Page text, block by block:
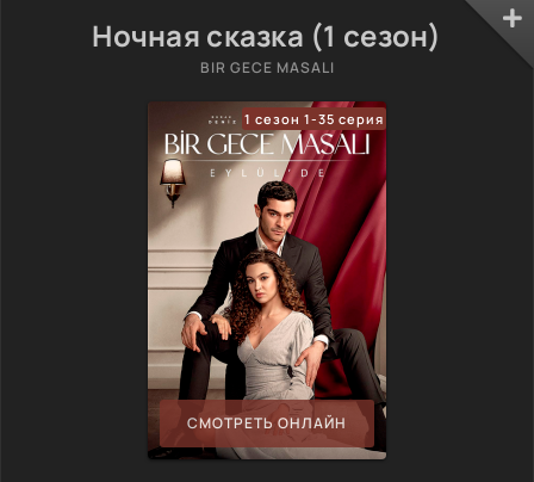
Ночная сказка (1 сезон)
BIR GECE MASALI
1 сезон 1-35 серия
СМОТРЕТЬ ОНЛАЙН